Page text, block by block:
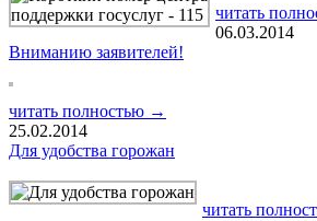
читать
06.03.2014
Вниманию заявителей!
читать полностью →
25.02.2014
Для удобства горожан
читать